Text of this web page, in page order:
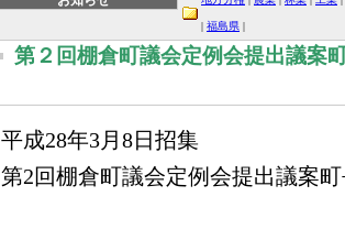
| 福島県 |
第２回棚倉町議会定例会提出議案
平成28年3月8日招集
第2回棚倉町議会定例会提出議案